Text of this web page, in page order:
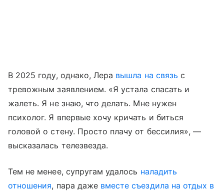
В 2025 году, однако, Лера вышла на связь с
тревожным заявлением. «Я устала спасать и
жалеть. Я не знаю, что делать. Мне нужен
психолог. Я впервые хочу кричать и биться
головой о стену. Просто плачу от бессилия», —
высказалась телезвезда.
Тем не менее, супругам удалось наладить
отношения, пара даже вместе съездила на отдых в